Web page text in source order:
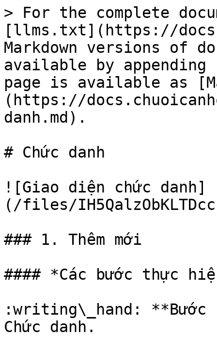
> For the complete
[llms.txt](https://
Markdown versions of
available by
page is available as
(https://
danh.md).
# Chức danh
![Giao diện chức danh]
(/files/
### 1. Thêm mới
#### *Các bước thực
:writing\_hand: **Bước
Chức danh.